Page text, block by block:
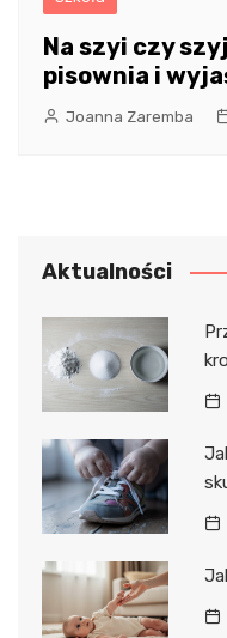
Na szyi czy
pisownia i
Joanna Zaremba
Aktualności